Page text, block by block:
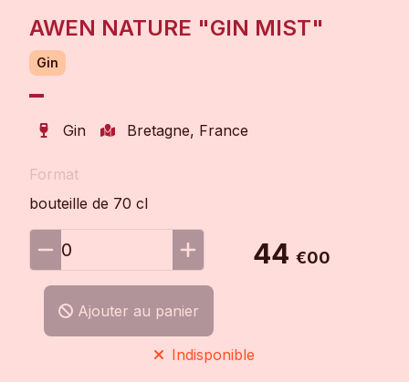
AWEN NATURE "GIN MIST"
Gin
Gin Bretagne, France
Format
bouteille de 70 cl
0 44€00
Ajouter au panier
Indisponible